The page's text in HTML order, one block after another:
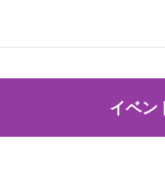
イベン